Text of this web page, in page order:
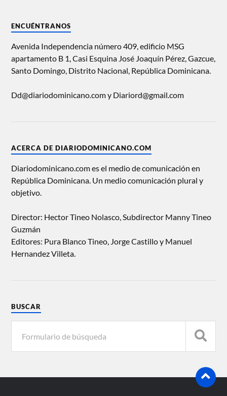
ENCUÉNTRANOS
Avenida Independencia número 409, edificio MSG
apartamento B 1, Casi Esquina José Joaquín Pérez, Gazcue,
Santo Domingo, Distrito Nacional, República Dominicana.
Dd@diariodominicano.com y Diariord@gmail.com
ACERCA DE DIARIODOMINICANO.COM
Diariodominicano.com es el medio de comunicación en
República Dominicana. Un medio comunicación plural y
objetivo.
Director: Hector Tineo Nolasco, Subdirector Manny Tineo
Guzmán
Editores: Pura Blanco Tineo, Jorge Castillo y Manuel
Hernandez Villeta.
BUSCAR